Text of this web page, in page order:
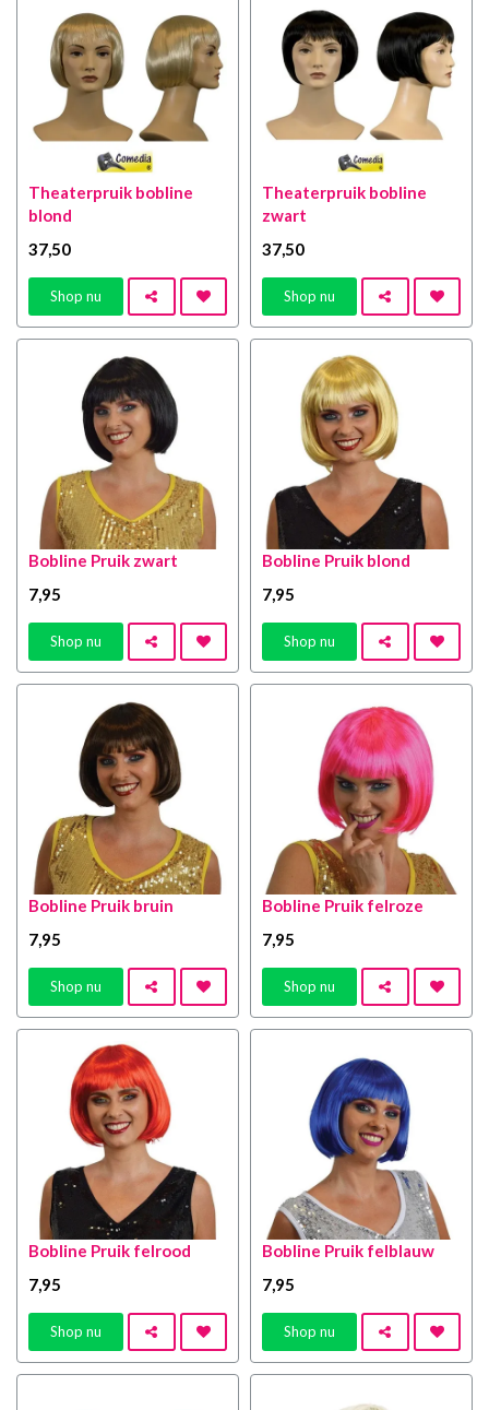
Theaterpruik bobline
blond
37,50
Shop nu
Theaterpruik bobline
zwart
37,50
Shop nu
Bobline Pruik zwart
7,95
Shop nu
Bobline Pruik blond
7,95
Shop nu
Bobline Pruik bruin
7,95
Shop nu
Bobline Pruik felroze
7,95
Shop nu
Bobline Pruik felrood
7,95
Shop nu
Bobline Pruik felblauw
7,95
Shop nu